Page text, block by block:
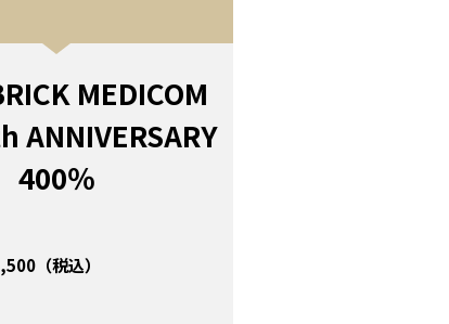
MEDICOM
ANNIVERSARY
400％
（税込）